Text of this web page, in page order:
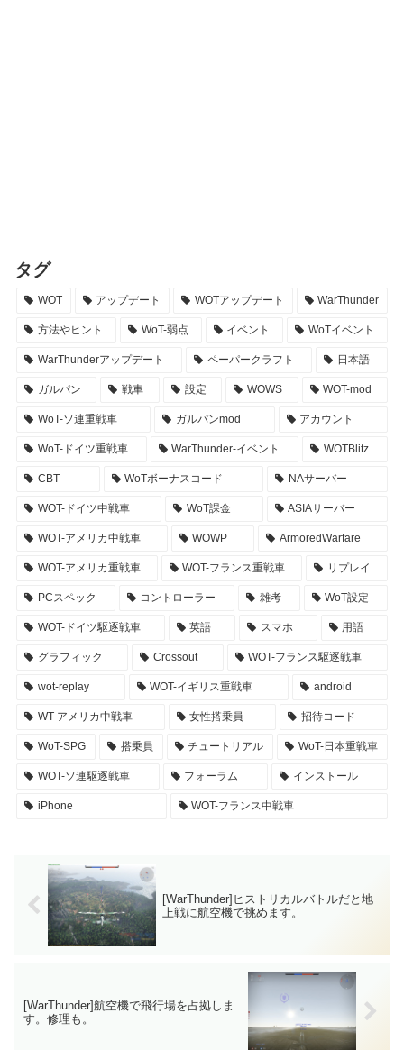
タグ
WOT アップデート WOTアップデート WarThunder
方法やヒント WoT-弱点 イベント WoTイベント
WarThunderアップデート ペーパークラフト 日本語
ガルパン 戦車 設定 WOWS WOT-mod
WoT-ソ連重戦車 ガルパンmod アカウント
WoT-ドイツ重戦車 WarThunder-イベント WOTBlitz
CBT WoTボーナスコード NAサーバー
WOT-ドイツ中戦車 WoT課金 ASIAサーバー
WOT-アメリカ中戦車 WOWP ArmoredWarfare
WOT-アメリカ重戦車 WOT-フランス重戦車 リプレイ
PCスペック コントローラー 雑考 WoT設定
WOT-ドイツ駆逐戦車 英語 スマホ 用語
グラフィック Crossout WOT-フランス駆逐戦車
wot-replay WOT-イギリス重戦車 android
WT-アメリカ中戦車 女性搭乗員 招待コード
WoT-SPG 搭乗員 チュートリアル WoT-日本重戦車
WOT-ソ連駆逐戦車 フォーラム インストール
iPhone WOT-フランス中戦車
[WarThunder]ヒストリカルバトルだと地
上戦に航空機で挑めます。
[WarThunder]航空機で飛行場を占拠しま
す。修理も。